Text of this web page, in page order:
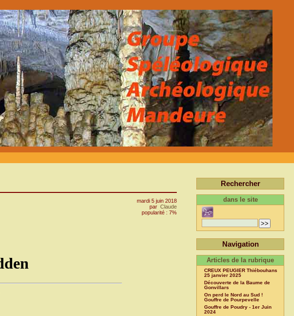
mardi 5 juin 2018
par Claude
popularité : 7%
Rechercher
dans le site
Navigation
Articles de la rubrique
CREUX PEUGIER Thiébouhans
25 janvier 2025
Découverte de la Baume de
Gonvillars
On perd le Nord au Sud !
Gouffre de Pourpevelle
Gouffre de Poudry - 1er Juin
2024